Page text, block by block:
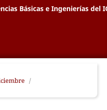
Básicas e Ingenierías del
/